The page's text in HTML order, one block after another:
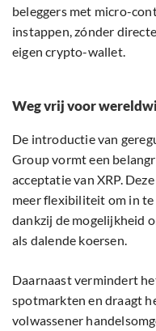
beleggers met micro-
instappen, zónder
eigen crypto-wallet.
Weg vrij voor
De introductie van
Group vormt een
acceptatie van XRP.
meer flexibiliteit om in
dankzij de mogelijkheid
als dalende koersen.
Daarnaast vermindert
spotmarkten en draagt
volwassener